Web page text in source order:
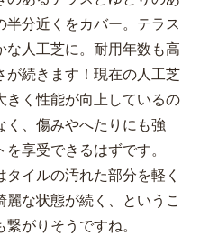
分近くをカバー。テラス
な人工芝に。耐用年数も高
が続きます！現在の人工芝
きく性能が向上しているの
、傷みやへたりにも強
享受できるはずです。
イルの汚れた部分を軽く
な状態が続く、というこ
がりそうですね。